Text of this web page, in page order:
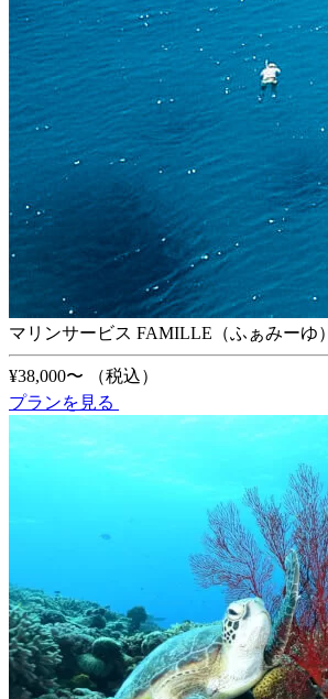
マリンサービス FAMILLE（ふぁみーゆ）
¥38,000〜
（税込）
プランを見る